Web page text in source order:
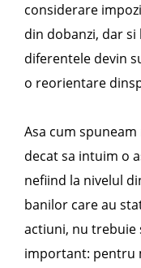
considerare
din dobanzi, dar
diferentele devin
o reorientare
Asa cum
decat sa intuim o
nefiind la nivelul
banilor care au
actiuni, nu trebuie
important: pentru